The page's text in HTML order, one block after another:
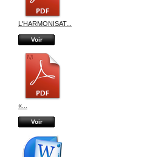
L'HARMONISAT...
Voir
«...
Voir